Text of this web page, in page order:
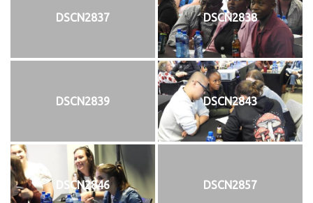
DSCN2837 DSCN2838
DSCN2839 DSCN2843
DSCN2846 DSCN2857